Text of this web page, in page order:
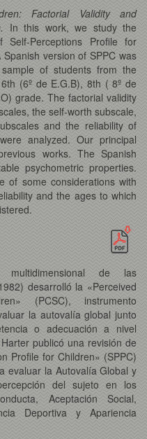
Factorial Validity and
In this work, we study the
Perceptions Profile for
version of SPPC was
of students from the
(6º de E.G.B), 8th ( 8º de
grade. The factorial validity
the self-worth subscale,
and the reliability of
analyzed. Our principal
works. The Spanish
psychometric properties.
of some considerations with
and the ages to which
multidimensional de las
desarrolló la «Perceived
(PCSC), instrumento
la autovalía global junto
o adecuación a nivel
publicó una revisión de
Profile for Children» (SPPC)
evaluar la Autovalía Global y
del sujeto en los
Aceptación Social,
Deportiva y Apariencia